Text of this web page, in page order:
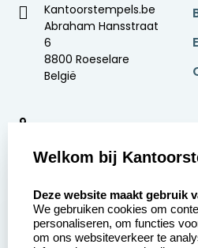
Kantoorstempels.be
Abraham Hansstraat
6
8800 Roeselare
België
9
Aanvraag op maat
Welkom bij
Deze website maakt gebruik
We gebruiken cookies om
personaliseren, om functies
om ons websiteverkeer te